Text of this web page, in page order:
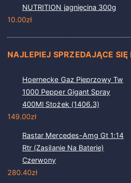
NUTRITION jagnięcina 300g
10.00zł
NAJLEPIEJ SPRZEDAJĄCE
Hoernecke Gaz Pieprzowy Tw
1000 Pepper Gigant Spray
400Ml Stożek (1406.3)
149.00zł
Rastar Mercedes-Amg Gt 1:14
Rtr (Zasilanie Na Baterie)
Czerwony
280.40zł